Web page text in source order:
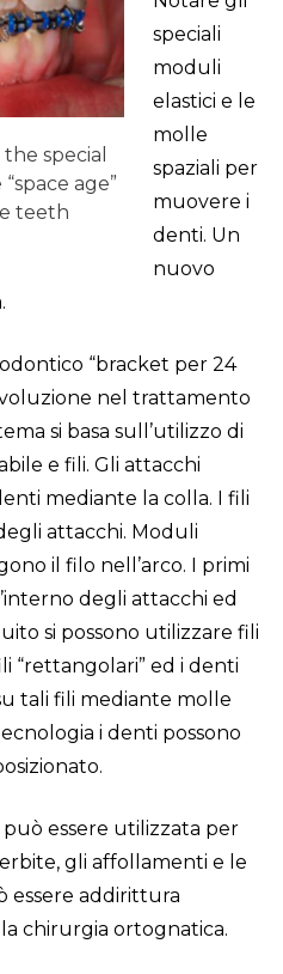
special
age”
teeth
speciali
moduli
elastici e le
molle
spaziali per
muovere i
denti. Un
nuovo
“bracket per 24
nel trattamento
si basa sull’utilizzo di
e fili. Gli attacchi
mediante la colla. I fili
attacchi. Moduli
il filo nell’arco. I primi
degli attacchi ed
si possono utilizzare fili
“rettangolari” ed i denti
tali fili mediante molle
i denti possono
essere utilizzata per
gli affollamenti e le
essere addirittura
chirurgia ortognatica.